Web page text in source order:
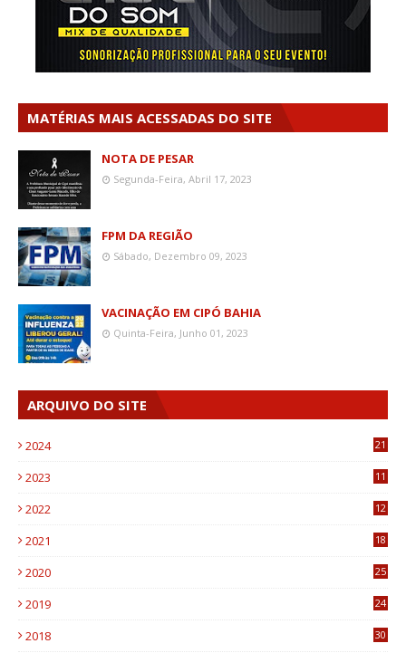
MATÉRIAS MAIS ACESSADAS DO SITE
NOTA DE PESAR
Segunda-Feira, Abril 17, 2023
FPM DA REGIÃO
Sábado, Dezembro 09, 2023
VACINAÇÃO EM CIPÓ BAHIA
Quinta-Feira, Junho 01, 2023
ARQUIVO DO SITE
2024 21
2023
11
2022
12
2021
18
2020
25
2019
24
2018
30